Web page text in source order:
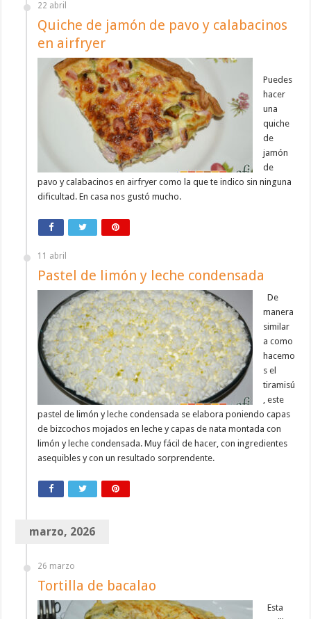
22 abril
Quiche de jamón de pavo y calabacinos
en airfryer
Puedes
hacer
una
quiche
de
jamón
de
pavo y calabacinos en airfryer como la que te indico sin ninguna
dificultad. En casa nos gustó mucho.
11 abril
Pastel de limón y leche condensada
De
manera
similar
a como
hacemo
s el
tiramisú
, este
pastel de limón y leche condensada se elabora poniendo capas
de bizcochos mojados en leche y capas de nata montada con
limón y leche condensada. Muy fácil de hacer, con ingredientes
asequibles y con un resultado sorprendente.
marzo, 2026
26 marzo
Tortilla de bacalao
Esta